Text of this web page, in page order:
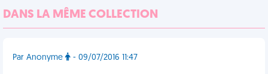
DANS LA MÊME COLLECTION
Par Anonyme - 09/07/2016 11:47